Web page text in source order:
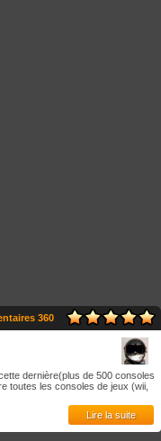
360
dernière(plus de 500 consoles
toutes les consoles de jeux (wii,
Lire la suite